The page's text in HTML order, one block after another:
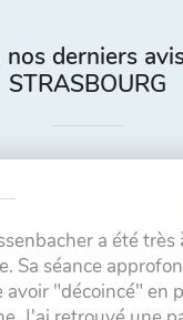
nos derniers
STRASBOURG
a été très
Sa séance
avoir "décoincé" en